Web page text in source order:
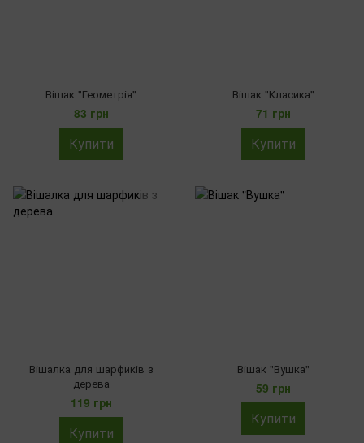
Вішак "Геометрія"
83 грн
Купити
Вішак "Класика"
71 грн
Купити
Вішалка для шарфиків з
дерева
119 грн
Купити
Вішак "Вушка"
59 грн
Купити